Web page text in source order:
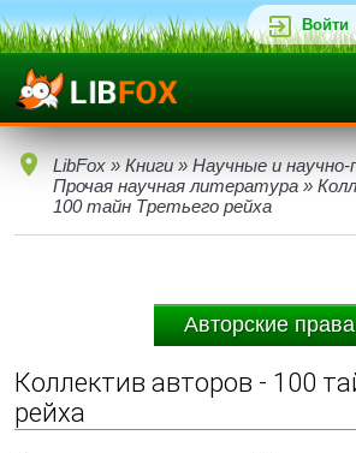
Войти
LibFox » Книги » Научные и научно-
Прочая научная литература »
100 тайн Третьего рейха
Авторские права
Коллектив авторов - 100
рейха